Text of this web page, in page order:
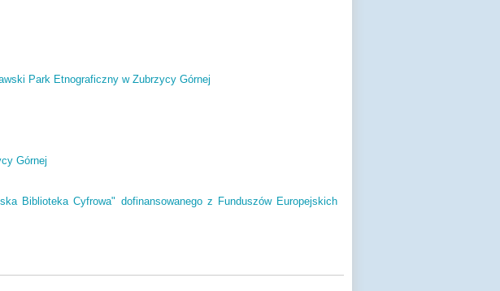
Park Etnograficzny w Zubrzycy Górnej
Górnej
Biblioteka Cyfrowa" dofinansowanego z Funduszów Europejskich